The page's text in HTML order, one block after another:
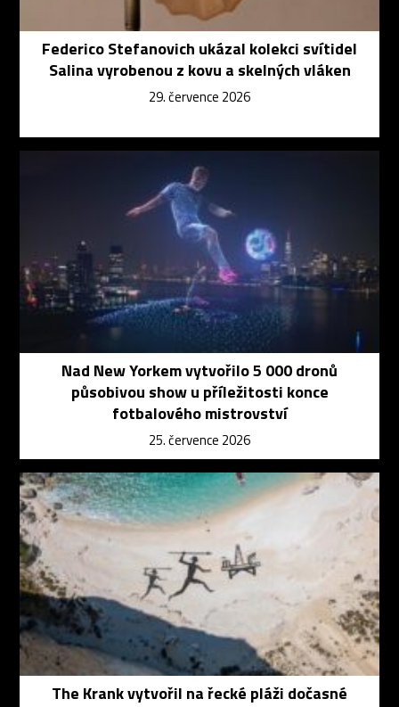
Federico Stefanovich ukázal kolekci svítidel
Salina vyrobenou z kovu a skelných vláken
29. července 2026
Nad New Yorkem vytvořilo 5 000 dronů
působivou show u příležitosti konce
fotbalového mistrovství
25. července 2026
The Krank vytvořil na řecké pláži dočasné